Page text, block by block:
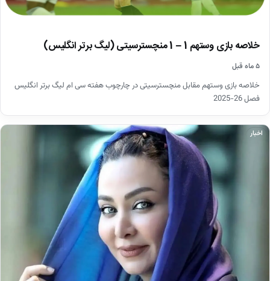
خلاصه بازی وستهم 1 – 1 منچسترسیتی (لیگ برتر انگلیس)
۵ ماه قبل
خلاصه بازی وستهم مقابل منچسترسیتی در چارچوب هفته سی ام لیگ برتر انگلیس
فصل 26-2025
اخبار